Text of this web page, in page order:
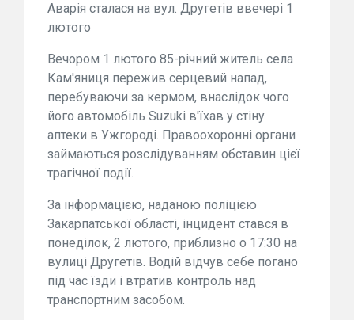
Аварія сталася на вул. Другетів ввечері 1
лютого
Вечором 1 лютого 85-річний житель села
Кам'яниця пережив серцевий напад,
перебуваючи за кермом, внаслідок чого
його автомобіль Suzuki в'їхав у стіну
аптеки в Ужгороді. Правоохоронні органи
займаються розслідуванням обставин цієї
трагічної події.
За інформацією, наданою поліцією
Закарпатської області, інцидент стався в
понеділок, 2 лютого, приблизно о 17:30 на
вулиці Другетів. Водій відчув себе погано
під час їзди і втратив контроль над
транспортним засобом.